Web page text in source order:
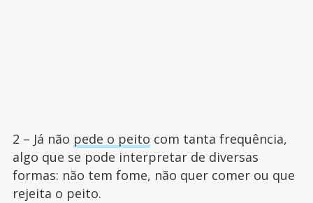
2 – Já não pede o peito com tanta frequência,
algo que se pode interpretar de diversas
formas: não tem fome, não quer comer ou que
rejeita o peito.